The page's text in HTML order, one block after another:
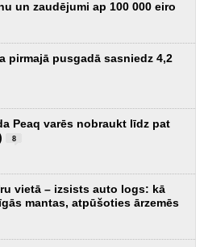
un zaudējumi ap 100 000 eiro
pirmajā pusgadā sasniedz 4,2
Peaq varēs nobraukt līdz pat
8
vietā – izsists auto logs: kā
mantas, atpūšoties ārzemēs